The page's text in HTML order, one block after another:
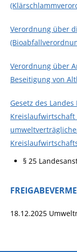
Verordnung über
Verordnung über
Beseitigung von
Gesetz des
§ 25
18.12.2025